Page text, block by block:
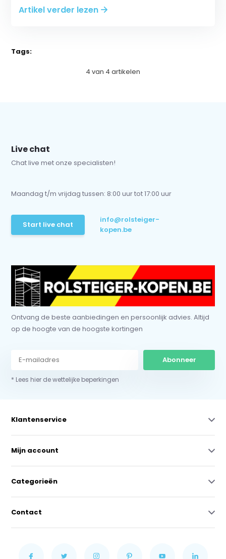
Artikel verder lezen
Tags:
4 van 4 artikelen
Live chat
Chat live met onze specialisten!
Maandag t/m vrijdag tussen: 8:00 uur tot 17:00 uur
Start live chat
info@rolsteiger-
kopen.be
Ontvang de beste aanbiedingen en persoonlijk advies. Altijd
op de hoogte van de hoogste kortingen
Abonneer
* Lees hier de wettelijke beperkingen
Klantenservice
Mijn account
Categorieën
Contact